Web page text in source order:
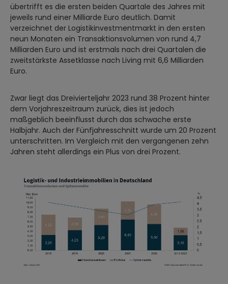
übertrifft es die ersten beiden Quartale des Jahres mit
jeweils rund einer Milliarde Euro deutlich. Damit
verzeichnet der Logistikinvestmentmarkt in den ersten
neun Monaten ein Transaktionsvolumen von rund 4,7
Milliarden Euro und ist erstmals nach drei Quartalen die
zweitstärkste Assetklasse nach Living mit 6,6 Milliarden
Euro.
Zwar liegt das Dreivierteljahr 2023 rund 38 Prozent hinter
dem Vorjahreszeitraum zurück, dies ist jedoch
maßgeblich beeinflusst durch das schwache erste
Halbjahr. Auch der Fünfjahresschnitt wurde um 20 Prozent
unterschritten. Im Vergleich mit den vergangenen zehn
Jahren steht allerdings ein Plus von drei Prozent.